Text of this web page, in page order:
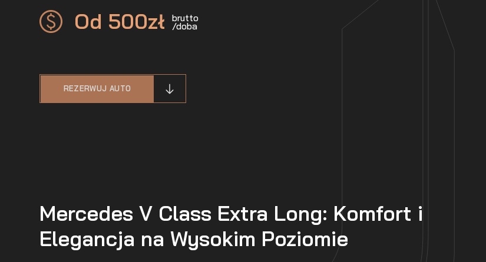
Od 500zł brutto
/doba
REZERWUJ AUTO
Mercedes V Class Extra Long: Komfort i
Elegancja na Wysokim Poziomie